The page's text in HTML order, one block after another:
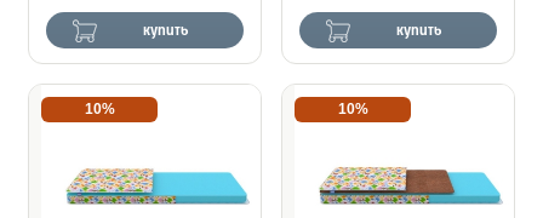
купить купить
10% 10%